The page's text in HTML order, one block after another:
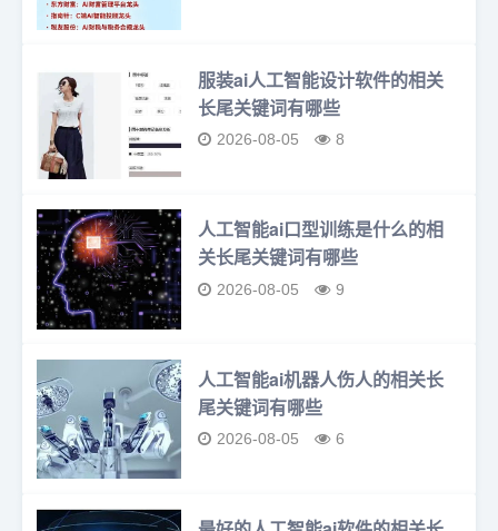
服装ai人工智能设计软件的相关
长尾关键词有哪些
2026-08-05 8
人工智能ai口型训练是什么的相
关长尾关键词有哪些
2026-08-05 9
人工智能ai机器人伤人的相关长
尾关键词有哪些
2026-08-05 6